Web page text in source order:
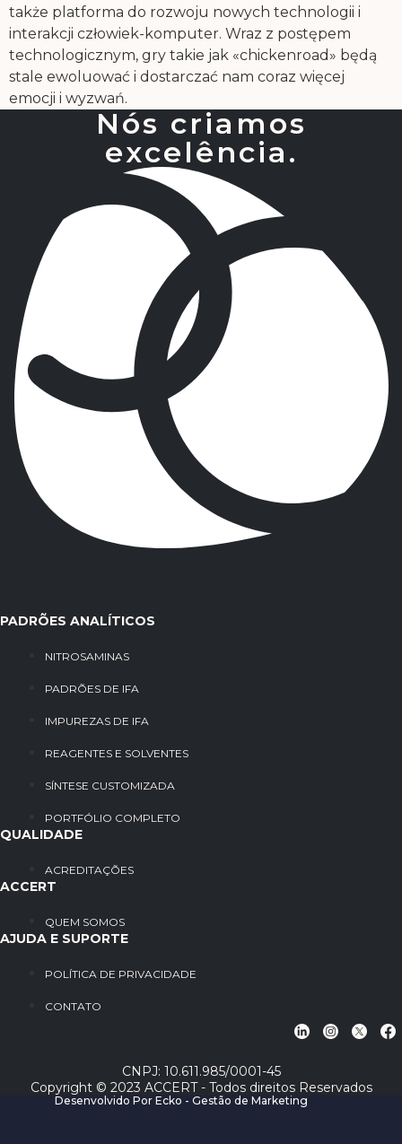
także platforma do rozwoju nowych technologii i
interakcji człowiek-komputer. Wraz z postępem
technologicznym, gry takie jak «chickenroad» będą
stale ewoluować i dostarczać nam coraz więcej
emocji i wyzwań.
Nós criamos
excelência.
PADRÕES ANALÍTICOS
NITROSAMINAS
PADRÕES DE IFA
IMPUREZAS DE IFA
REAGENTES E SOLVENTES
SÍNTESE CUSTOMIZADA
PORTFÓLIO COMPLETO
QUALIDADE
ACREDITAÇÕES
ACCERT
QUEM SOMOS
AJUDA E SUPORTE
POLÍTICA DE PRIVACIDADE
CONTATO
CNPJ: 10.611.985/0001-45
Copyright © 2023 ACCERT - Todos direitos Reservados
Desenvolvido Por Ecko - Gestão de Marketing